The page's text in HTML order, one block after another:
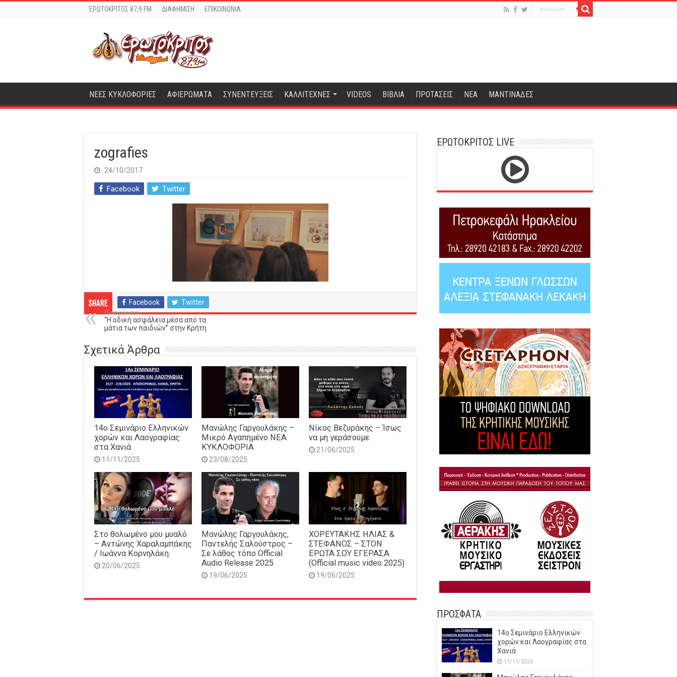
ΕΡΩΤΟΚΡΙΤΟΣ 87,9 FM ΔΙΑΦΗΜΙΣΗ ΕΠΙΚΟΙΝΩΝΙΑ
ΝΕΕΣ ΚΥΚΛΟΦΟΡΙΕΣ ΑΦΙΕΡΩΜΑΤΑ ΣΥΝΕΝΤΕΥΞΕΙΣ ΚΑΛΛΙΤΕΧΝΕΣ VIDEOS ΒΙΒΛΙΑ ΠΡΟΤΑΣΕΙΣ ΝΕΑ ΜΑΝΤΙΝΑΔΕΣ
zografies
24/10/2017
Facebook Twitter
Share Facebook Twitter
Προηγούμενο
“Η οδική ασφάλεια μέσα από τα
μάτια των παιδιών” στην Κρήτη
Σχετικά Άρθρα
14o Σεμινάριο Ελληνικών
χορών και Λαογραφίας
στα Χανιά
11/11/2025
Μανώλης Γαργουλάκης –
Μικρό Αγαπημένο NEΑ
ΚΥΚΛΟΦΟΡΙΑ
23/08/2025
Νίκος Βεζυράκης – Ίσως
να μη γεράσουμε
21/06/2025
Στο θολωμένο μου μυαλό
– Αντώνης Χαραλαμπάκης
/ Ιωάννα Κορνηλάκη.
20/06/2025
Μανώλης Γαργουλάκης,
Παντελής Σαλούστρος –
Σε λάθος τόπο Official
Audio Release 2025
19/06/2025
ΧΟΡΕΥΤΑΚΗΣ ΗΛΙΑΣ &
ΣΤΕΦΑΝΟΣ – ΣΤΟΝ
ΕΡΩΤΑ ΣΟΥ ΕΓΕΡΑΣΑ
(Official music video 2025)
19/06/2025
ΕΡΩΤΟΚΡΙΤΟΣ LIVE
ΠΡΟΣΦΑΤΑ
14o Σεμινάριο Ελληνικών
χορών και Λαογραφίας στα
Χανιά
11/11/2025